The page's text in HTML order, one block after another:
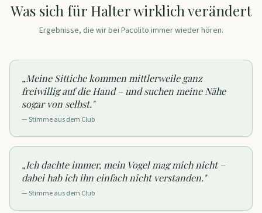
Was sich für Halter wirklich verändert
Ergebnisse, die wir bei Pacolito immer wieder hören.
„Meine Sittiche kommen mittlerweile ganz
freiwillig auf die Hand – und suchen meine Nähe
sogar von selbst."
— Stimme aus dem Club
„Ich dachte immer, mein Vogel mag mich nicht –
dabei hab ich ihn einfach nicht verstanden."
— Stimme aus dem Club